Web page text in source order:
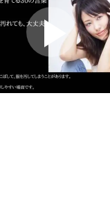
プラス思考
ポジティブ
しないから。
ポジティブ思考
ストレス対策